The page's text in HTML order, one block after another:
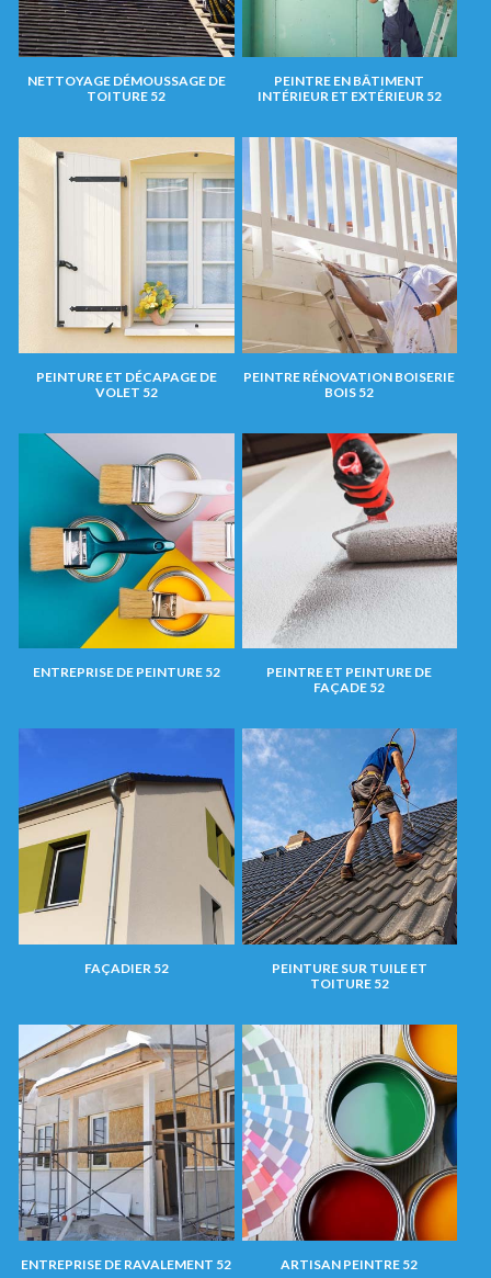
NETTOYAGE DÉMOUSSAGE DE
TOITURE 52
PEINTRE EN BÂTIMENT
INTÉRIEUR ET EXTÉRIEUR 52
PEINTURE ET DÉCAPAGE DE
VOLET 52
PEINTRE RÉNOVATION BOISERIE
BOIS 52
ENTREPRISE DE PEINTURE 52
PEINTRE ET PEINTURE DE
FAÇADE 52
FAÇADIER 52
PEINTURE SUR TUILE ET
TOITURE 52
ENTREPRISE DE RAVALEMENT 52 ARTISAN PEINTRE 52